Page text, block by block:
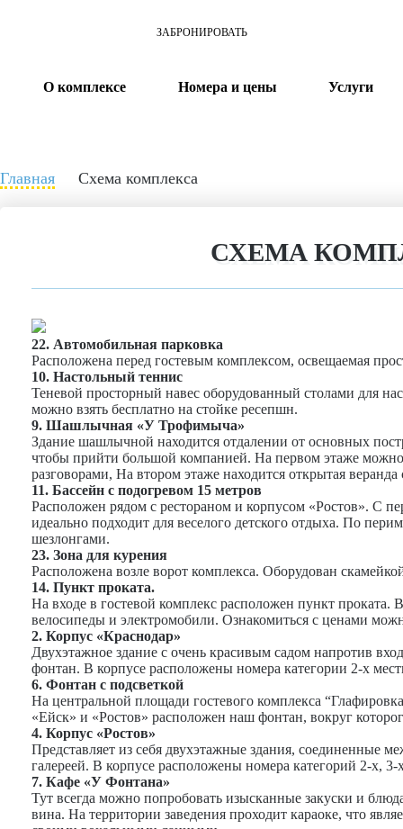
ЗАБРОНИРОВАТЬ
О комплексе Номера и цены Услуги
Главная Схема комплекса
СХЕМА
22. Автомобильная парковка
Расположена перед гостевым комплексом, освещаемая
10. Настольный теннис
Теневой просторный навес оборудованный столами для
можно взять бесплатно на стойке ресепшн.
9. Шашлычная «У Трофимыча»
Здание шашлычной находится отдалении от основных
чтобы прийти большой компанией. На первом этаже
разговорами, На втором этаже находится открытая
11. Бассейн с подогревом 15 метров
Расположен рядом с рестораном и корпусом «Ростов». С
идеально подходит для веселого детского отдыха. По
шезлонгами.
23. Зона для курения
Расположена возле ворот комплекса. Оборудован
14. Пункт проката.
На входе в гостевой комплекс расположен пункт проката.
велосипеды и электромобили. Ознакомиться с ценами
2. Корпус «Краснодар»
Двухэтажное здание с очень красивым садом напротив
фонтан. В корпусе расположены номера категории 2-х
6. Фонтан с подсветкой
На центральной площади гостевого комплекса
«Ейск» и «Ростов» расположен наш фонтан, вокруг
4. Корпус «Ростов»
Представляет из себя двухэтажные здания, соединенные
галереей. В корпусе расположены номера категорий 2-x, 3-
7. Кафе «У Фонтана»
Тут всегда можно попробовать изысканные закуски и
вина. На территории заведения проходит караоке, что